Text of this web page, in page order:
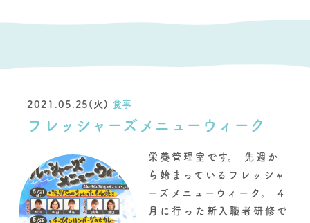
2021.05.25(火) 食事
フレッシャーズメニューウィーク
栄養管理室です。 先週か
ら始まっているフレッシャ
ーズメニューウィーク。 4
月に行った新入職者研修で